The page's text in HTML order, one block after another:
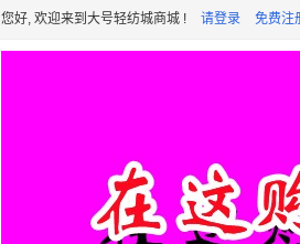
您好, 欢迎来到大号轻纺城商城 ! 请登录 免费注